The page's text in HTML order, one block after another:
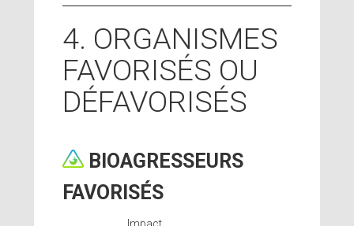
4. ORGANISMES
FAVORISÉS OU
DÉFAVORISÉS
BIOAGRESSEURS
FAVORISÉS